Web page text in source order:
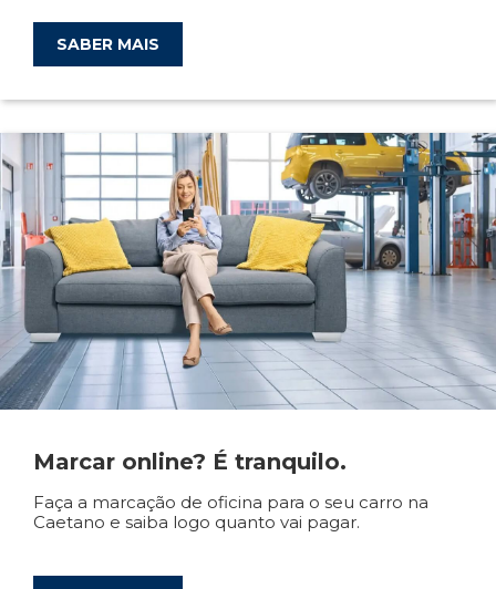
SABER MAIS
Marcar online? É tranquilo.
Faça a marcação de oficina para o seu carro na
Caetano e saiba logo quanto vai pagar.